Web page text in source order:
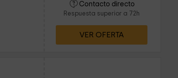
Contacto directo
Respuesta superior a 72h
VER OFERTA